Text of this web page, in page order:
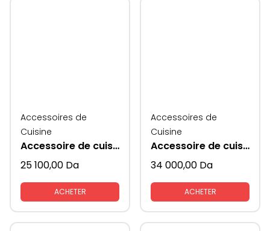
Accessoires de
Cuisine
Accessoire de cuisine haricot rangement
25 100,00 Da
ACHETER
Accessoires de
Cuisine
Accessoire de cuisine coin magique pour rangement extractible
34 000,00 Da
ACHETER